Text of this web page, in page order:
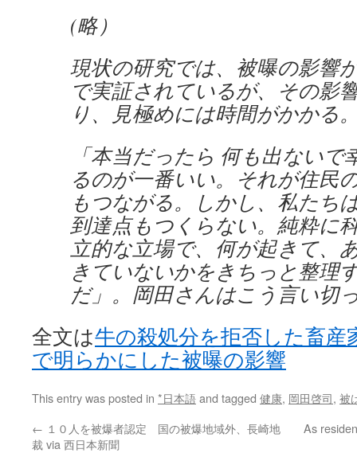
(略）
現状の研究では、被曝の影響
で実証されているが、その影
り、見極めには時間がかかる
「本当だったら 何も出ない
るのが一番いい。それが住民
もつながる。しかし、私たち
到達点もつくらない。純粋に
立的な立場で、何が起きて、
きていないかをきちっと整理
だ」。岡田さんはこう言い切
全文は牛の殺処分を拒否した畜産
で明らかにした被曝の影響
This entry was posted in *日本語and tagged 健康, 岡田啓司, 被
← １０人を被爆者認定 国の被爆地域外、長崎地
裁 via 西日本新聞
As